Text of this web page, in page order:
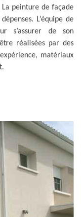
peinture de façade
L’équipe de
s’assurer de son
réalisées par des
matériaux